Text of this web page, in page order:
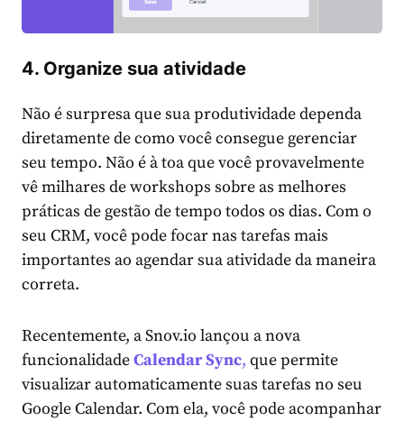
4. Organize sua atividade
Não é surpresa que sua produtividade dependa
diretamente de como você consegue gerenciar
seu tempo. Não é à toa que você provavelmente
vê milhares de workshops sobre as melhores
práticas de gestão de tempo todos os dias. Com o
seu CRM, você pode focar nas tarefas mais
importantes ao agendar sua atividade da maneira
correta.
Recentemente, a Snov.io lançou a nova
funcionalidadeCalendar Sync, que permite
visualizar automaticamente suas tarefas no seu
Google Calendar. Com ela, você pode acompanhar